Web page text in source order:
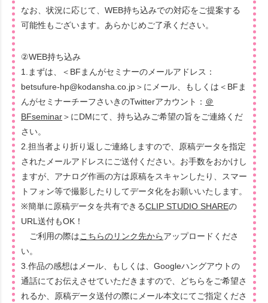
なお、状況に応じて、WEB持ち込みでの対応をご提案する
可能性もございます。あらかじめご了承ください。
②WEB持ち込み
1.まずは、＜BFまんがセミナーのメールアドレス：
betsufure-hp@kodansha.co.jp＞にメール、もしくは＜BFま
んがセミナーチーフさいきのTwitterアカウント： ＠
BFseminar＞にDMにて、持ち込みご希望の旨をご連絡くだ
さい。
2.担当者より折り返しご連絡しますので、原稿データを指定
されたメールアドレスにご送付ください。お手数をおかけし
ますが、アナログ作画の方は原稿をスキャンしたり、スマー
トフォン等で撮影したりしてデータ化をお願いいたします。
※簡単に原稿データを共有できるCLIP STUDIO SHAREの
URL送付もOK！
ご利用の際はこちらのリンク先からアップロードくださ
い。
3.作品の感想はメール、もしくは、Googleハングアウトの
通話にてお伝えさせていただきますので、どちらをご希望さ
れるか、原稿データ送付の際にメール本文にてご指定くださ